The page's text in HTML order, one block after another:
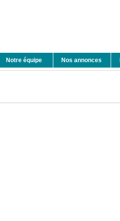
Notre équipe Nos annonces